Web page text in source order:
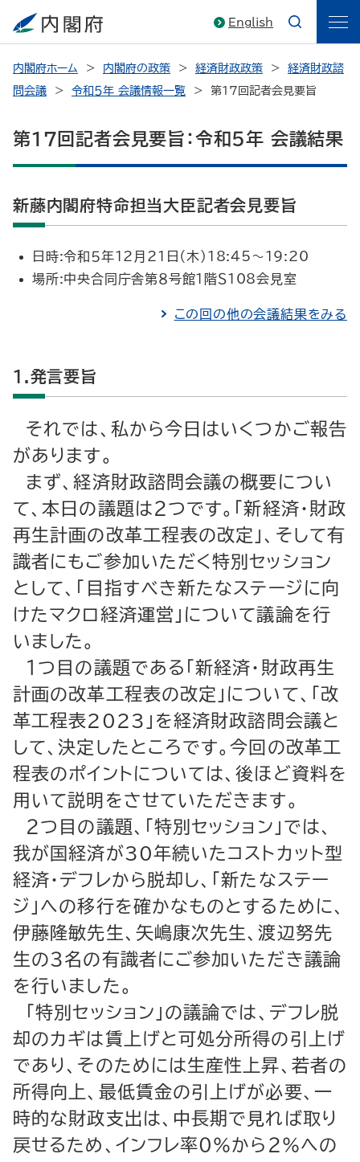
English
内閣府ホーム 内閣府の政策 経済財政政策
経済財政諮
問会議
令和５年 会議情報一覧 第17回記者会見要旨
第17回記者会見要旨：令和５年 会議結果
新藤内閣府特命担当大臣記者会見要旨
日時:令和５年12月21日（木）18:45～19:20
場所:中央合同庁舎第８号館１階Ｓ108会見室
この回の他の会議結果をみる
１.発言要旨
それでは、私から今日はいくつかご報告
があります。
まず、経済財政諮問会議の概要につい
て、本日の議題は２つです。「新経済・財政
再生計画の改革工程表の改定」、そして有
識者にもご参加いただく特別セッション
として、「目指すべき新たなステージに向
けたマクロ経済運営」について議論を行
いました。
１つ目の議題である「新経済・財政再生
計画の改革工程表の改定」について、「改
革工程表2023」を経済財政諮問会議と
して、決定したところです。今回の改革工
程表のポイントについては、後ほど資料を
用いて説明をさせていただきます。
２つ目の議題、「特別セッション」では、
我が国経済が30年続いたコストカット型
経済・デフレから脱却し、「新たなステー
ジ」への移行を確かなものとするために、
伊藤隆敏先生、矢嶋康次先生、渡辺努先
生の３名の有識者にご参加いただき議論
を行いました。
「特別セッション」の議論では、デフレ脱
却のカギは賃上げと可処分所得の引上げ
であり、そのためには生産性上昇、若者の
所得向上、最低賃金の引上げが必要、一
時的な財政支出は、中長期で見れば取り
戻せるため、インフレ率０％から２％への